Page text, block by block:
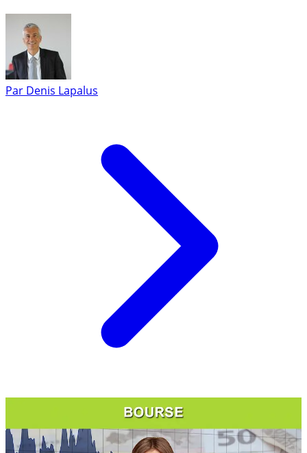
Par Denis Lapalus